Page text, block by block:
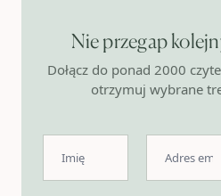
Nie przegap
Dołącz do ponad 2000
otrzymuj wybrane